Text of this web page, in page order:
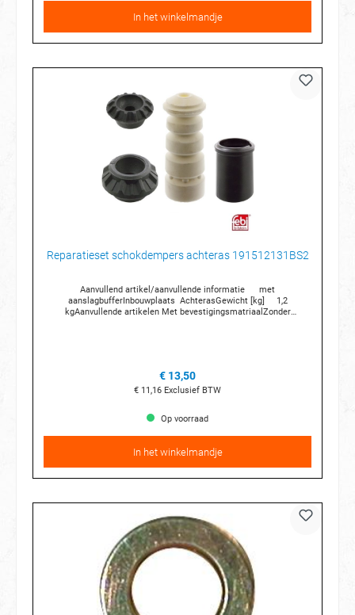
In het winkelmandje
Reparatieset schokdempers achteras 191512131BS2
Aanvullend artikel/aanvullende informatie met
aanslagbufferInbouwplaats AchterasGewicht [kg] 1,2
kgAanvullende artikelen Met bevestigingsmatriaalZonder
€ 13,50
€ 11,16 Exclusief BTW
Op voorraad
In het winkelmandje